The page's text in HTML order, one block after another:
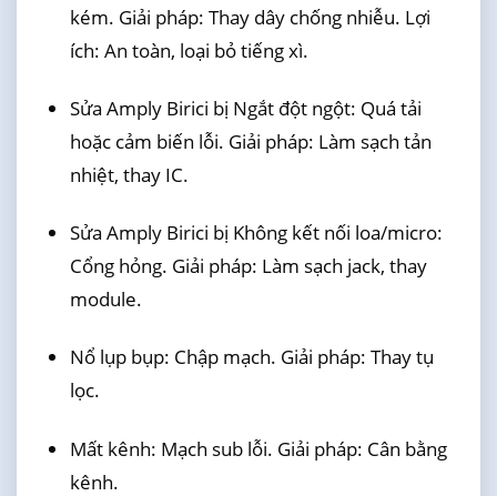
kém. Giải pháp: Thay dây chống nhiễu. Lợi
ích: An toàn, loại bỏ tiếng xì.
Sửa Amply Birici bị Ngắt đột ngột: Quá tải
hoặc cảm biến lỗi. Giải pháp: Làm sạch tản
nhiệt, thay IC.
Sửa Amply Birici bị Không kết nối loa/micro:
Cổng hỏng. Giải pháp: Làm sạch jack, thay
module.
Nổ lụp bụp: Chập mạch. Giải pháp: Thay tụ
lọc.
Mất kênh: Mạch sub lỗi. Giải pháp: Cân bằng
kênh.